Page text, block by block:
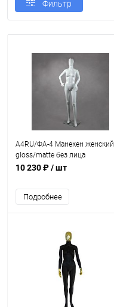
Фильтр
А4RU/ФА-4 Манекен женский
gloss/matte без лица
10 230 ₽/ шт
Подробнее